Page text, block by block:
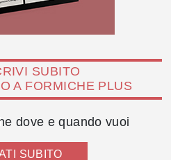
SUBITO
A FORMICHE PLUS
dove e quando vuoi
SUBITO